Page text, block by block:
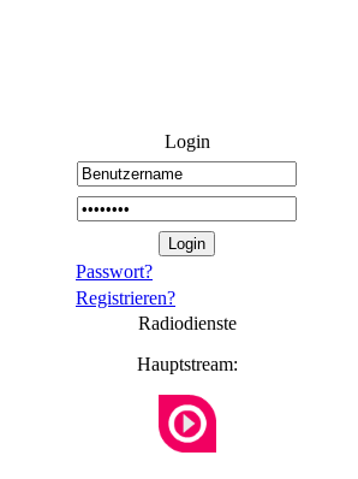
Login
Passwort?
Registrieren?
Radiodienste
Hauptstream: